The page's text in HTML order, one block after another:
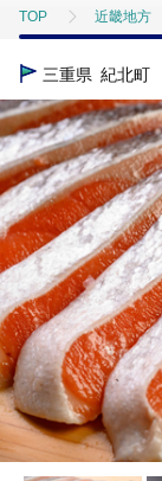
TOP 近畿地方
TOP
三重県 紀北町